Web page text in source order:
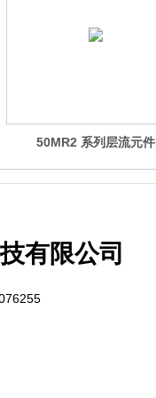
50MR2 系列层流元件
有限公司